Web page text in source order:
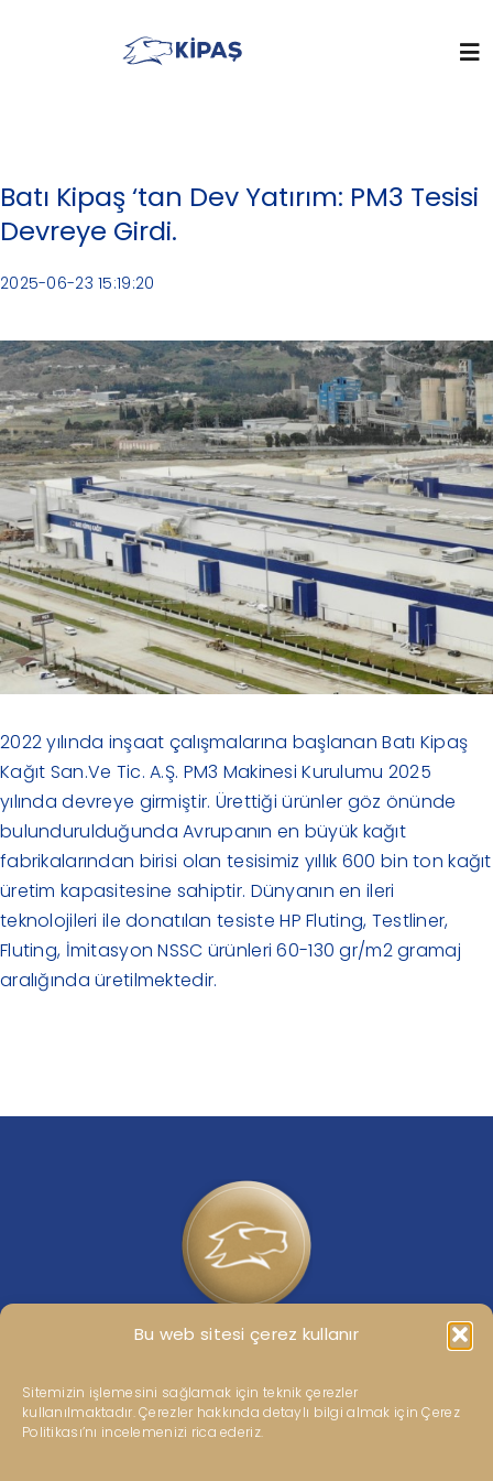
Bu web sitesi çerez kullanır
Sitemizin işlemesini sağlamak için teknik çerezler
kullanılmaktadır. Çerezler hakkında detaylı bilgi almak için Çerez
Politikası’nı incelemenizi rica ederiz.
Kurumsal
Sektörler
Medya Merkezi
Sürdürülebilirlik
Kariyer
İletişim
TR
Batı Kipaş ‘tan Dev Yatırım: PM3 Tesisi
Devreye Girdi.
2025-06-23 15:19:20
2022 yılında inşaat çalışmalarına başlanan Batı Kipaş
Kağıt San.Ve Tic. A.Ş. PM3 Makinesi Kurulumu 2025
yılında devreye girmiştir. Ürettiği ürünler göz önünde
bulundurulduğunda Avrupanın en büyük kağıt
fabrikalarından birisi olan tesisimiz yıllık 600 bin ton kağıt
üretim kapasitesine sahiptir. Dünyanın en ileri
teknolojileri ile donatılan tesiste HP Fluting, Testliner,
Fluting, İmitasyon NSSC ürünleri 60-130 gr/m2 gramaj
aralığında üretilmektedir.
Kipaş Grubumuza ait güncel haberler için bizi sosyal